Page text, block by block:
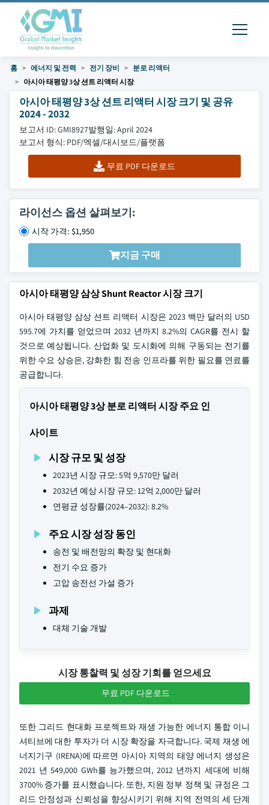
홈 에너지 및 전력 전기 장비
분로 리액터
아시아 태평양 3상 션트 리액터 시장
아시아 태평양 3상 션트 리액터 시장 크기 및 공유
2024 - 2032
보고서 ID: GMI8927발행일: April 2024
보고서 형식: PDF/엑셀/대시보드/플랫폼
무료 PDF 다운로드
라이선스 옵션 살펴보기:
시작 가격: $1,950
지금 구매
아시아 태평양 삼상 Shunt Reactor 시장 크기
아시아 태평양 삼상 션트 리액터 시장은 2023 백만 달러의 USD
595.7에 가치를 얻었으며 2032 년까지 8.2%의 CAGR를 전시 할
것으로 예상됩니다. 산업화 및 도시화에 의해 구동되는 전기를
위한 수요 상승은, 강화한 힘 전송 인프라를 위한 필요를 연료를
공급합니다.
아시아 태평양 3상 분로 리액터 시장 주요 인
사이트
시장 규모 및 성장
2023년 시장 규모: 5억 9,570만 달러
2032년 예상 시장 규모: 12억 2,000만 달러
연평균 성장률(2024–2032): 8.2%
주요 시장 성장 동인
송전 및 배전망의 확장 및 현대화
전기 수요 증가
고압 송전선 가설 증가
과제
대체 기술 개발
시장 통찰력 및 성장 기회를 얻으세요
무료 PDF 다운로드
또한 그리드 현대화 프로젝트와 재생 가능한 에너지 통합 이니
셔티브에 대한 투자가 더 시장 확장을 자극합니다. 국제 재생 에
너지기구 (IRENA)에 따르면 아시아 지역의 태양 에너지 생성은
2021 년 549,000 GWh를 능가했으며, 2012 년까지 세대에 비해
3700% 증가를 표시했습니다. 또한, 지원 정부 정책 및 규정은 그
리드 안정성과 신뢰성을 향상시키기 위해 지역 전역의 세 단계